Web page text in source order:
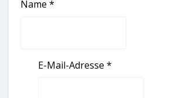
Name *
E-Mail-Adresse *